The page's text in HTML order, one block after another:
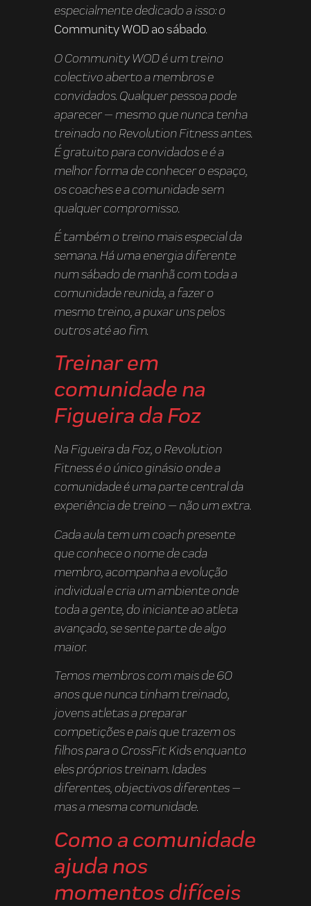
especialmente dedicado a isso: o
Community WOD ao sábado.
O Community WOD é um treino
colectivo aberto a membros e
convidados. Qualquer pessoa pode
aparecer — mesmo que nunca tenha
treinado no Revolution Fitness antes.
É gratuito para convidados e é a
melhor forma de conhecer o espaço,
os coaches e a comunidade sem
qualquer compromisso.
É também o treino mais especial da
semana. Há uma energia diferente
num sábado de manhã com toda a
comunidade reunida, a fazer o
mesmo treino, a puxar uns pelos
outros até ao fim.
Treinar em
comunidade na
Figueira da Foz
Na Figueira da Foz, o Revolution
Fitness é o único ginásio onde a
comunidade é uma parte central da
experiência de treino — não um extra.
Cada aula tem um coach presente
que conhece o nome de cada
membro, acompanha a evolução
individual e cria um ambiente onde
toda a gente, do iniciante ao atleta
avançado, se sente parte de algo
maior.
Temos membros com mais de 60
anos que nunca tinham treinado,
jovens atletas a preparar
competições e pais que trazem os
filhos para o CrossFit Kids enquanto
eles próprios treinam. Idades
diferentes, objectivos diferentes —
mas a mesma comunidade.
Como a comunidade
ajuda nos
momentos difíceis